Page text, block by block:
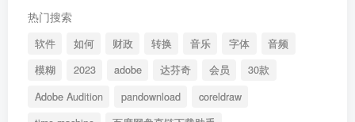
热门搜索
软件 如何 财政 转换 音乐 字体
音频
模糊
2023 adobe 达芬奇 会员
30款
Adobe Audition
pandownload
coreldraw